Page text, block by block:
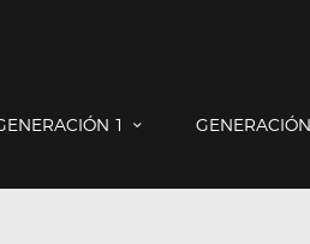
1
& PACEMAN